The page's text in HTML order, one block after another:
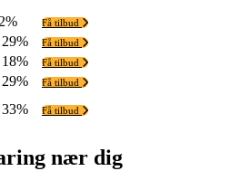
Få tilbud
Få tilbud
Få tilbud
Få tilbud
Få tilbud
nær dig